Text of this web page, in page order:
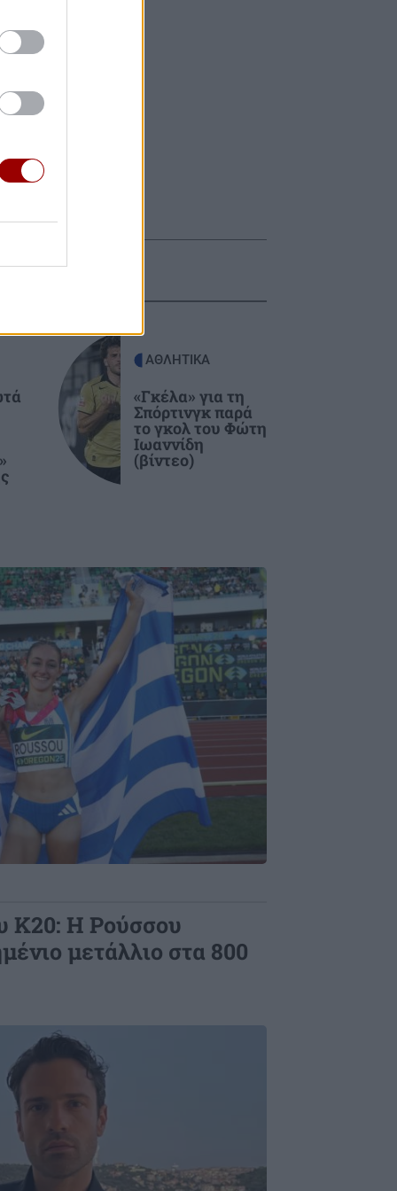
ΑΘΛΗΤΙΚΑ
«Γκέλα» για τη
Σπόρτινγκ παρά
το γκολ του Φώτη
Ιωαννίδη
(βίντεο)
Κ20: Η Ρούσσου
μετάλλιο στα 800